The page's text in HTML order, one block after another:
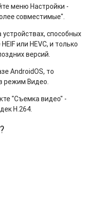
меню Настройки -
совместимые".
способных
или HEVC, и только
версий.
AndroidOS, то
режим Видео.
"Съемка видео" -
H.264.